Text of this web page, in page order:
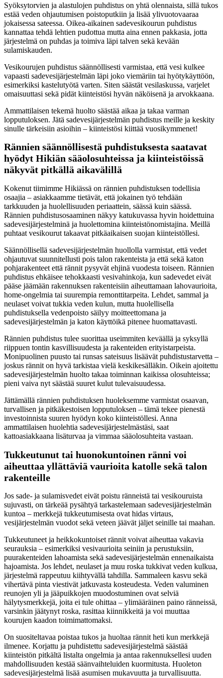
Syöksytorvien ja alastulojen puhdistus on yhtä olennaista, sillä tukos
estää veden ohjautumisen poistoputkiin ja lisää ylivuotovaaraa
jokaisessa sateessa. Oikea-aikainen sadevesikourun puhdistus
kannattaa tehdä lehtien pudottua mutta aina ennen pakkasia, jotta
järjestelmä on puhdas ja toimiva läpi talven sekä kevään
sulamiskauden.
Vesikourujen puhdistus säännöllisesti varmistaa, että vesi kulkee
vapaasti sadevesijärjestelmän läpi joko viemäriin tai hyötykäyttöön,
esimerkiksi kastelutyötä varten. Siten säästät vesilaskussa, varjelet
omaisuuttasi sekä pidät kiinteistösi hyvän näköisenä ja arvokkaana.
Ammattilaisen tekemä huolto säästää aikaa ja takaa varman
lopputuloksen. Jätä sadevesijärjestelmän puhdistus meille ja keskity
sinulle tärkeisiin asioihin – kiinteistösi kiittää vuosikymmenet!
Rännien säännöllisestä puhdistuksesta saatavat
hyödyt Hikiän sääolosuhteissa ja kiinteistöissä
näkyvät pitkällä aikavälillä
Kokenut tiimimme Hikiässä on rännien puhdistuksen todellisia
osaajia – asiakkaamme tietävät, että jokainen työ tehdään
tarkkuuden ja huolellisuuden periaattein, säässä kuin säässä.
Rännien puhdistusosaaminen näkyy katukuvassa hyvin hoidettuina
sadevesijärjestelminä ja huolettomina kiinteistönomistajina. Meillä
puhtaat vesikourut takaavat pitkäaikaisen suojan kiinteistöllesi.
Säännöllisellä sadevesijärjestelmän huollolla varmistat, että vedet
ohjautuvat suunnitellusti pois talon rakenteista ja että sekä katon
pohjarakenteet että rännit pysyvät ehjinä vuodesta toiseen. Rännien
puhdistus ehkäisee tehokkaasti vesivahinkoja, kun sadevedet eivät
pääse jäämään rakennuksen rakenteisiin aiheuttamaan lahovaurioita,
home-ongelmia tai suurempia remonttitarpeita. Lehdet, sammal ja
neulaset voivat tukkia veden kulun, mutta huolellisella
puhdistuksella vedenpoisto säilyy moitteettomana ja
sadevesijärjestelmän ja katon käyttöikä pitenee huomattavasti.
Rännien puhdistus tulee suorittaa useimmiten keväällä ja syksyllä
riippuen tontin kasvillisuudesta ja rakenteiden erityistarpeista.
Monipuolinen puusto tai runsas sateisuus lisäävät puhdistustarvetta –
joskus rännit on hyvä tarkistaa vielä keskikesälläkin. Oikein ajoitettu
sadevesijärjestelmän huolto takaa toiminnan kaikissa olosuhteissa;
pieni vaiva nyt säästää suuret kulut tulevaisuudessa.
Jättämällä rännien puhdistuksen huoleksemme varmistat osaavan,
turvallisen ja pitkäkestoisen lopputuloksen – tämä tekee pienestä
investoinnista suuren hyödyn koko kiinteistöllesi. Anna
ammattilaisen huolehtia sadevesijärjestelmästäsi, saat
kattoasiakkaana lisäturvaa ja vimmaa sääolosuhteita vastaan.
Tukkeutunut tai huonokuntoinen ränni voi
aiheuttaa yllättäviä vaurioita katolle sekä talon
rakenteille
Jos sade- ja sulamisvedet eivät poistu ränneistä tai vesikouruista
sujuvasti, on tärkeää pysähtyä tarkastelemaan sadevesijärjestelmän
kuntoa – merkkejä tukkeutumisesta ovat hidas virtaus,
vesijärjestelmän vuodot sekä veteen jäävät jäljet seinille tai maahan.
Tukkeutuneet ja heikkokuntoiset rännit voivat aiheuttaa vakavia
seurauksia – esimerkiksi vesivaurioita seiniin ja perustuksiin,
puurakenteiden lahoamista sekä sadevesijärjestelmän ennenaikaista
hajoamista. Jos lehdet, neulaset ja muu roska tukkivat veden kulkua,
järjestelmä rappeutuu kiihtyvällä tahdilla. Sammaleen kasvu sekä
vihertävä pinta viestivät jatkuvasta kosteudesta. Veden valuminen
reunojen yli ja jääpuikkojen muodostuminen ovat selviä
hälytysmerkkejä, joita ei tule ohittaa – ylimääräinen paino ränneissä,
varsinkin jäätynyt roska, rasittaa kiinnikkeitä ja voi muuttaa
kourujen kaadon toimimattomaksi.
On suositeltavaa poistaa tukos ja huoltaa rännit heti kun merkkejä
ilmenee. Korjattu ja puhdistettu sadevesijärjestelmä säästää
kiinteistön pitkältä listalta ongelmia ja antaa rakennuksellesi uuden
mahdollisuuden kestää säänvaihteluiden kuormitusta. Huoleton
sadevesijärjestelmä lisää asumisen mukavuutta ja turvallisuutta.